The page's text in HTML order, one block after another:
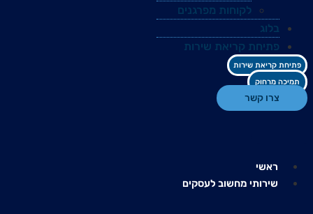
לקוחות מפרגנים
בלוג
פתיחת קריאת שירות
פתיחת קריאת שירות
תמיכה מרחוק
צרו קשר
ראשי
שירותי מחשוב לעסקים